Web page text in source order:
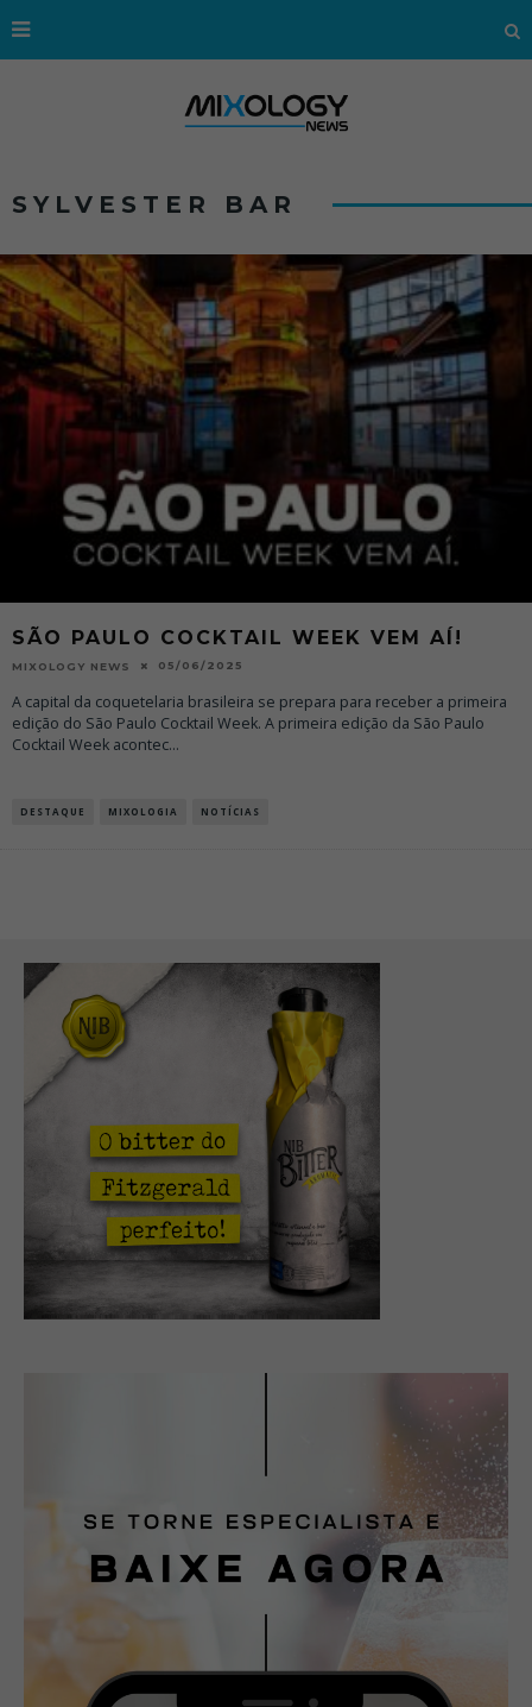
SYLVESTER BAR
SÃO PAULO COCKTAIL WEEK VEM AÍ!
MIXOLOGY NEWS 05/06/2025
A capital da coquetelaria brasileira se prepara para receber a primeira
edição do São Paulo Cocktail Week. A primeira edição da São Paulo
Cocktail Week acontec...
DESTAQUE MIXOLOGIA NOTÍCIAS